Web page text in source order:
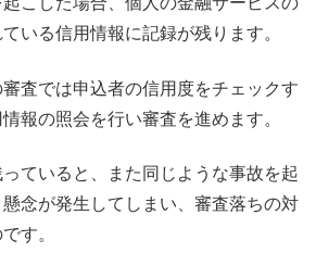
いる信用情報に記録が残ります。
査では申込者の信用度をチェックす
報の照会を行い審査を進めます。
ていると、また同じような事故を起
念が発生してしまい、審査落ちの対
す。